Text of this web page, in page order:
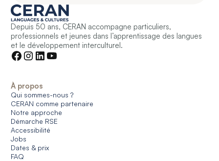
Depuis 50 ans, CERAN accompagne particuliers,
professionnels et jeunes dans l’apprentissage des langues
et le développement interculturel.
À propos
Qui sommes-nous ?
CERAN comme partenaire
Notre approche
Démarche RSE
Accessibilité
Jobs
Dates & prix
FAQ